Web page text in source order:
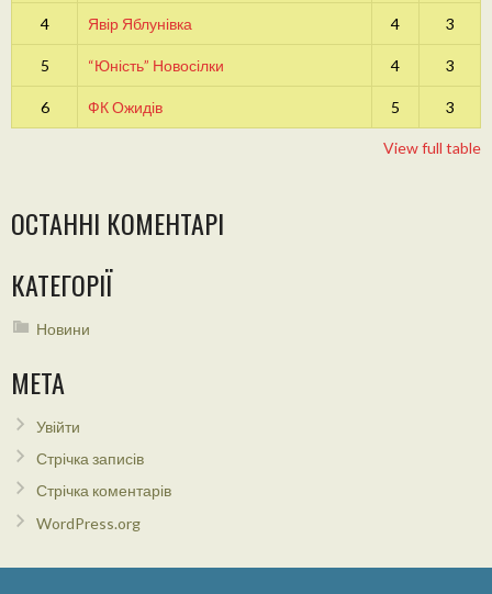
4 Явір Яблунівка 4 3
5 “Юність” Новосілки 4 3
6 ФК Ожидів 5 3
View full table
ОСТАННІ КОМЕНТАРІ
КАТЕГОРІЇ
Новини
МЕТА
Увійти
Стрічка записів
Стрічка коментарів
WordPress.org